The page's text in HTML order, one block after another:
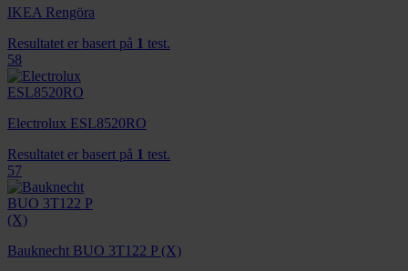
IKEA Rengöra
Resultatet er basert på 1 test.
58
Electrolux ESL8520RO
Resultatet er basert på 1 test.
57
Bauknecht BUO 3T122 P (X)